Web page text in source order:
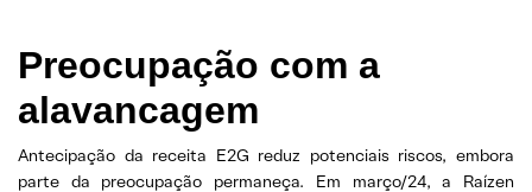
Preocupação com a
alavancagem
Antecipação da receita E2G reduz potenciais riscos, embora
parte da preocupação permaneça. Em março/24, a Raízen